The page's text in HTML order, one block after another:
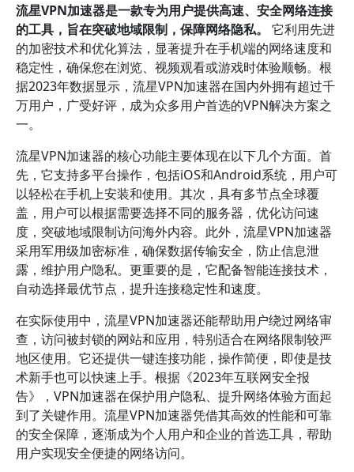
流星VPN加速器是一款专为用户提供高速、安全网络连接
的工具，旨在突破地域限制，保障网络隐私。 它利用先进
的加密技术和优化算法，显著提升在手机端的网络速度和
稳定性，确保您在浏览、视频观看或游戏时体验顺畅。根
据2023年数据显示，流星VPN加速器在国内外拥有超过千
万用户，广受好评，成为众多用户首选的VPN解决方案之
一。
流星VPN加速器的核心功能主要体现在以下几个方面。首
先，它支持多平台操作，包括iOS和Android系统，用户可
以轻松在手机上安装和使用。其次，具有多节点全球覆
盖，用户可以根据需要选择不同的服务器，优化访问速
度，突破地域限制访问海外内容。此外，流星VPN加速器
采用军用级加密标准，确保数据传输安全，防止信息泄
露，维护用户隐私。更重要的是，它配备智能连接技术，
自动选择最优节点，提升连接稳定性和速度。
在实际使用中，流星VPN加速器还能帮助用户绕过网络审
查，访问被封锁的网站和应用，特别适合在网络限制较严
地区使用。它还提供一键连接功能，操作简便，即使是技
术新手也可以快速上手。根据《2023年互联网安全报
告》，VPN加速器在保护用户隐私、提升网络体验方面起
到了关键作用。流星VPN加速器凭借其高效的性能和可靠
的安全保障，逐渐成为个人用户和企业的首选工具，帮助
用户实现安全便捷的网络访问。